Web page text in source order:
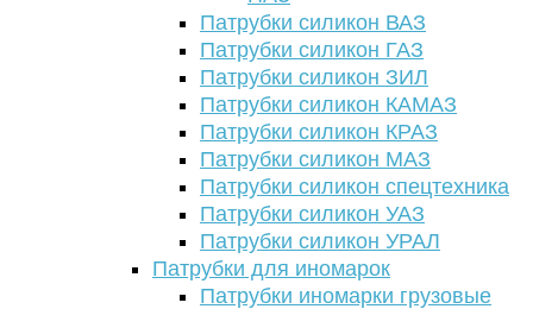
Патрубки силикон ВАЗ
Патрубки силикон ГАЗ
Патрубки силикон ЗИЛ
Патрубки силикон КАМАЗ
Патрубки силикон КРАЗ
Патрубки силикон МАЗ
Патрубки силикон спецтехника
Патрубки силикон УАЗ
Патрубки силикон УРАЛ
Патрубки для иномарок
Патрубки иномарки грузовые